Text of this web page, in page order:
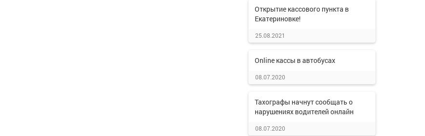
Открытие кассового пункта в
Екатериновке!
25.08.2021
Online кассы в автобусах
08.07.2020
Тахографы начнут сообщать о
нарушениях водителей онлайн
08.07.2020